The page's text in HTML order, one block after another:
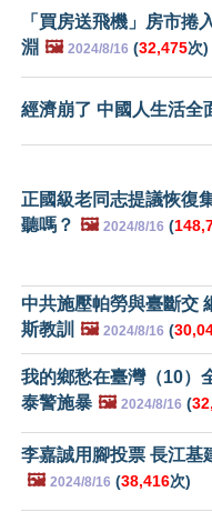
「買房送飛機」房市捲
淵 🖼️ 2024/8/16 (32,475次)
經濟崩了 中國人生活全
正國級老同志提議恢復
聽嗎？ 🖼️ 2024/8/16 (
中共施壓帕勞與臺斷交
斯教訓
🖼️ 2024/8/16 (
我的鄉愁在臺灣（10）
泰警施暴 🖼️ 2024/8/16 (
李嘉誠用腳投票 長江基
🖼️ 2024/8/16 (38,416次)